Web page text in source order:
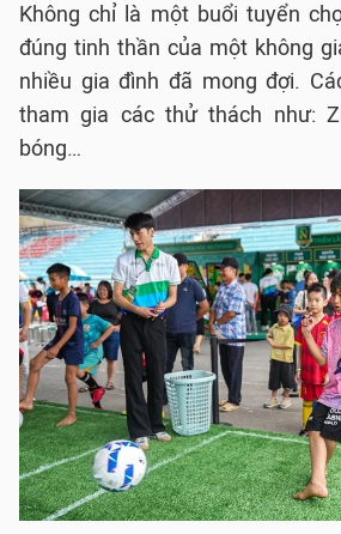
Không chỉ là một buổi tuyển
đúng tinh thần của một không
nhiều gia đình đã mong đợi.
tham gia các thử thách như:
bóng…